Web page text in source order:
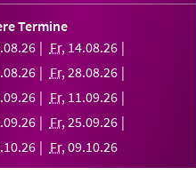
Termine
.08.26 Fr, 14.08.26
.08.26 Fr,28.08.26
.09.26 Fr, 11.09.26
.09.26 Fr,25.09.26
.10.26 Fr,09.10.26